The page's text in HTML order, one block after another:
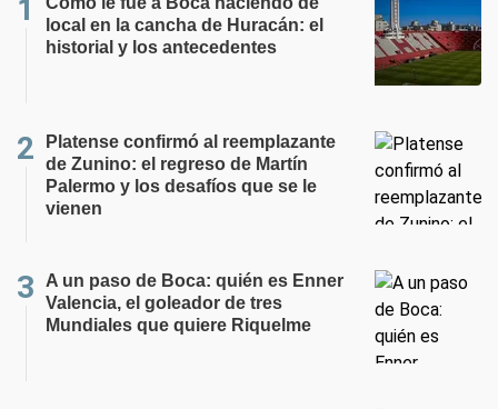
local en la cancha de Huracán: el
historial y los antecedentes
Platense confirmó al reemplazante
de Zunino: el regreso de Martín
Palermo y los desafíos que se le
vienen
A un paso de Boca: quién es Enner
Valencia, el goleador de tres
Mundiales que quiere Riquelme